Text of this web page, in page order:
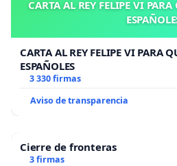
CARTA AL REY FELIPE VI
CARTA AL REY FELIPE VI PARA
ESPAÑOLES
3 330 firmas
Aviso de transparencia
Cierre de fronteras
3 firmas